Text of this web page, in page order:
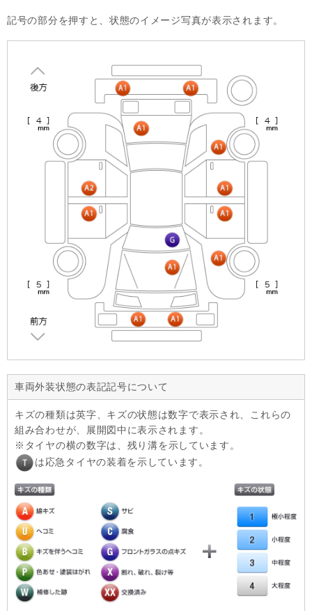
記号の部分を押すと、状態のイメージ写真が表示されます。
車両外装状態の表記記号について
キズの種類は英字、キズの状態は数字で表示され、これらの
組み合わせが、展開図中に表示されます。
タイヤの横の数字は、残り溝を示しています。
は応急タイヤの装着を示しています。